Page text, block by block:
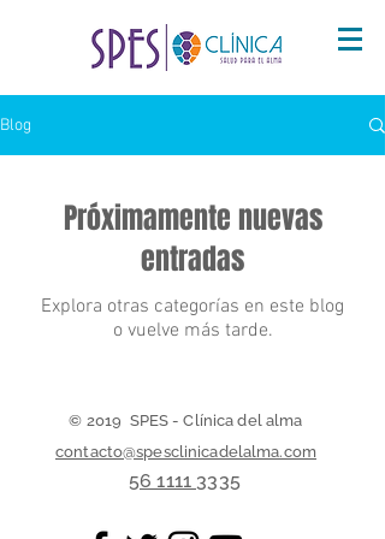
Blog
Próximamente nuevas
entradas
Explora otras categorías en este blog
o vuelve más tarde.
© 2019 SPES - Clínica del alma
contacto@spesclinicadelalma.com
56 1111 3335